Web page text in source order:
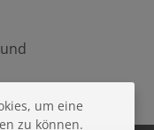
um eine
zu können.